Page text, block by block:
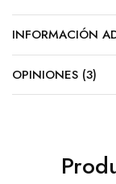
INFORMACIÓN
OPINIONES (3)